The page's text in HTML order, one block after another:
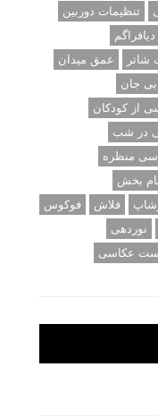
تنظیمات دوربین
عمق میدان
جان
از کودکان
در شب
منظره
بخش
فلاش
فوکوس
نوردهی
عکاسی